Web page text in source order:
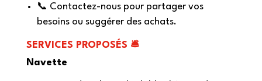
📞 Contactez-nous pour partager vos
besoins ou suggérer des achats.
SERVICES PROPOS ÉS 🛎️
Navette